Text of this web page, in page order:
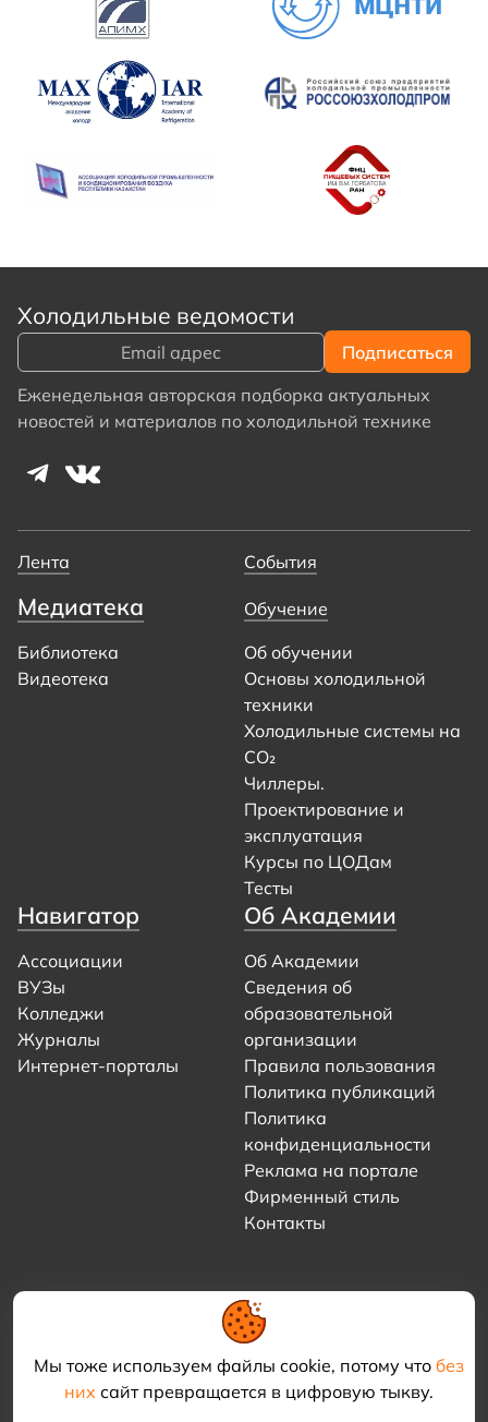
Мы тоже используем файлы cookie, потому что без
нихсайт превращается в цифровую тыкву.
Холодильные ведомости
Еженедельная авторская подборка актуальных
новостей и материалов по холодильной технике
Лента События
Медиатека
Библиотека
Видеотека
Обучение
Об обучении
Основы холодильной
техники
Холодильные системы на
CO₂
Чиллеры.
Проектирование и
эксплуатация
Курсы по ЦОДам
Тесты
Навигатор
Ассоциации
ВУЗы
Колледжи
Журналы
Интернет-порталы
Об Академии
Об Академии
Сведения об
образовательной
организации
Правила пользования
Политика публикаций
Политика
конфиденциальности
Реклама на портале
Фирменный стиль
Контакты